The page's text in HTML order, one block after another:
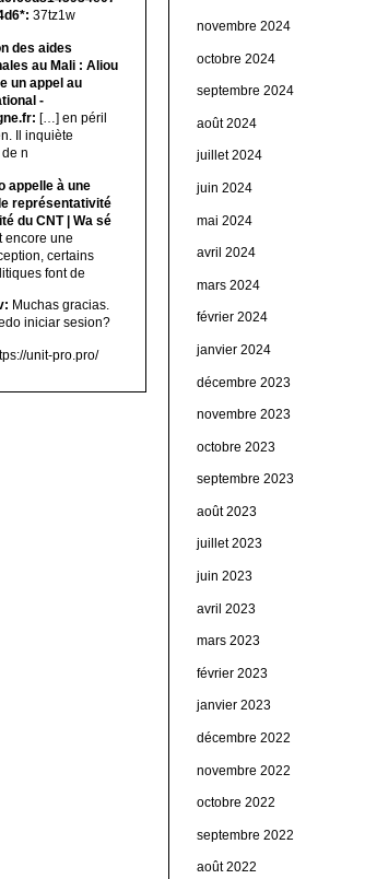
37tz1w
des aides
au Mali : Aliou
un appel au
-
[…] en péril
Il inquiète
n
appelle à une
représentativité
du CNT | Wa sé
une
certains
font de
Muchas gracias.
iniciar sesion?
unit-pro.pro/
novembre 2024
octobre 2024
septembre 2024
août 2024
juillet 2024
juin 2024
mai 2024
avril 2024
mars 2024
février 2024
janvier 2024
décembre 2023
novembre 2023
octobre 2023
septembre 2023
août 2023
juillet 2023
juin 2023
avril 2023
mars 2023
février 2023
janvier 2023
décembre 2022
novembre 2022
octobre 2022
septembre 2022
août 2022